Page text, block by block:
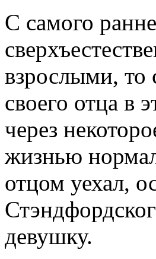
С самого
взрослыми,
своего отца в
через
жизнью
отцом уехал,
девушку.